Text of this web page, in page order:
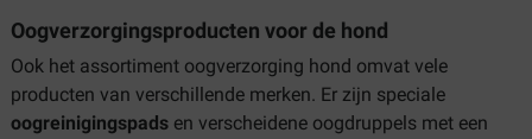
Oogverzorgingsproducten voor de hond
Ook het assortiment oogverzorging hond omvat vele
producten van verschillende merken. Er zijn speciale
oogreinigingspads en verscheidene oogdruppels met een